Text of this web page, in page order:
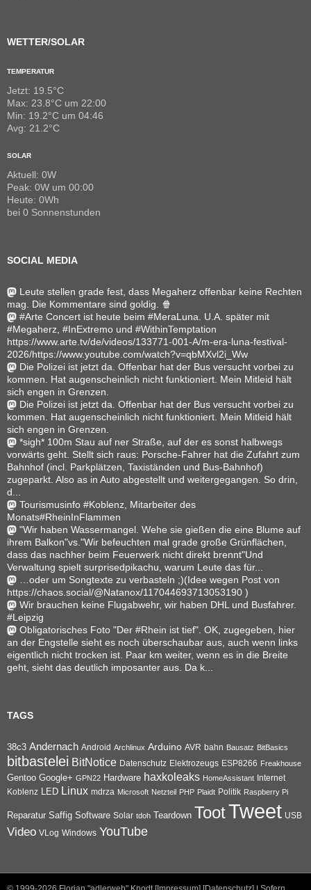
WETTER/SOLAR
TEMPERATUR
Jetzt: 19.5°C
Max: 23.8°C um 22:00
Min: 19.2°C um 04:46
Avg: 21.2°C
SOLAR
Aktuell: 0W
Peak: 0W um 00:00
Heute: 0Wh
bei 0 Sonnenstunden
SOCIAL MEDIA
Leute stellen grade fest, dass Megaherz offenbar keine Rechten
mag. Die Kommentare sind goldig. 🍿
#Arte Concert ist heute beim #MeraLuna. U.A. später mit
#Megaherz, #InExtremo und #WithinTemptation
https://www.arte.tv/de/videos/133771-001-A/m-era-luna-festival-
2026/https://www.youtube.com/watch?v=qbMXvl2i_Ww
Die Polizei ist jetzt da. Offenbar hat der Bus versucht vorbei zu
kommen. Hat augenscheinlich nicht funktioniert. Mein Mitleid hält
sich engen in Grenzen.
Die Polizei ist jetzt da. Offenbar hat der Bus versucht vorbei zu
kommen. Hat augenscheinlich nicht funktioniert. Mein Mitleid hält
sich engen in Grenzen.
*sigh* 100m Stau auf ner Straße, auf der es sonst halbwegs
vorwärts geht. Stellt sich raus: Porsche-Fahrer hat die Zufahrt zum
Bahnhof (incl. Parkplätzen, Taxiständen und Bus-Bahnhof)
zugeparkt. Also as in Auto abgestellt und weitergegangen. So drin,
d...
Tourismusinfo #Koblenz, Mitarbeiter des
Monats#RheinInFlammen
"Wir haben Wassermangel. Wehe sie gießen die eine Blume auf
ihrem Balkon"vs."Wir befeuchten mal grade große Grünflächen,
dass das nachher beim Feuerwerk nicht direkt brennt"Und
Verwaltung spielt surprisedpikachu, warum Leute das für...
…oder um Songtexte zu verbasteln ;)(Idee wegen Post von
https://chaos.social/@Natanox/117044693713053190 )
Wir brauchen keine Flugabwehr, wir haben DHL und Busfahrer.
#Leipzig
Obligatorisches Foto "Der #Rhein ist tief". OK, zugegeben, hier
an der Engstelle sieht es noch überschaubar aus, auch wenn links
eigentlich nicht trocken ist. Paar km weiter, wenn es in die Breite
geht, sieht das deutlich imposanter aus. Da k...
TAGS
38c3 Andernach Android Archlinux Arduino AVR bahn Bausatz BitBasics
bitbastelei BitNotice Datenschutz Elektrozeugs ESP8266 Freakhouse
Gentoo Google+ GPN22 Hardware haxkoleaks HomeAssistant Internet
Koblenz LED Linux mdrza Microsoft Netzteil PHP Plaidt Politik Raspberry Pi
Reparatur Saffig Software Solar tdoh Teardown TootTweet USB
Video VLog Windows YouTube